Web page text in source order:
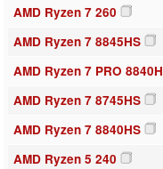
AMD Ryzen 7 260
AMD Ryzen 7 8845HS
AMD Ryzen 7 PRO
AMD Ryzen 7 8745HS
AMD Ryzen 7 8840HS
AMD Ryzen 5 240